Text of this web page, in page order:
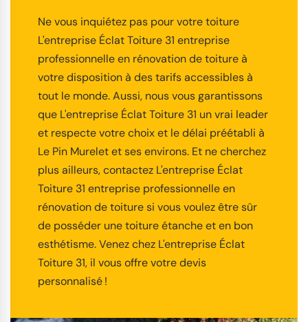
Ne vous inquiétez pas pour votre toiture
L'entreprise Éclat Toiture 31 entreprise
professionnelle en rénovation de toiture à
votre disposition à des tarifs accessibles à
tout le monde. Aussi, nous vous garantissons
que L'entreprise Éclat Toiture 31 un vrai leader
et respecte votre choix et le délai préétabli à
Le Pin Murelet et ses environs. Et ne cherchez
plus ailleurs, contactez L'entreprise Éclat
Toiture 31 entreprise professionnelle en
rénovation de toiture si vous voulez être sûr
de posséder une toiture étanche et en bon
esthétisme. Venez chez L'entreprise Éclat
Toiture 31, il vous offre votre devis
personnalisé !